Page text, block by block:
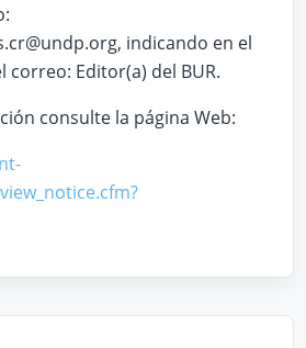
indicando en el
Editor(a) del BUR.
consulte la página Web: